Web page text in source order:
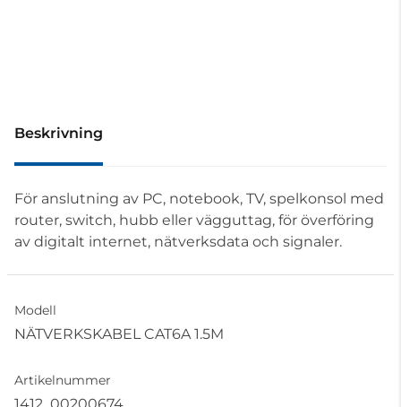
Beskrivning
För anslutning av PC, notebook, TV, spelkonsol med
router, switch, hubb eller vägguttag, för överföring
av digitalt internet, nätverksdata och signaler.
Modell
NÄTVERKSKABEL CAT6A 1.5M
Artikelnummer